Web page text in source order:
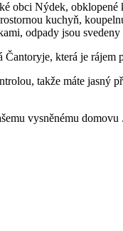
obci Nýdek,
kuchyň,
odpady jsou
která je
takže máte jasný
vysněnému domovu